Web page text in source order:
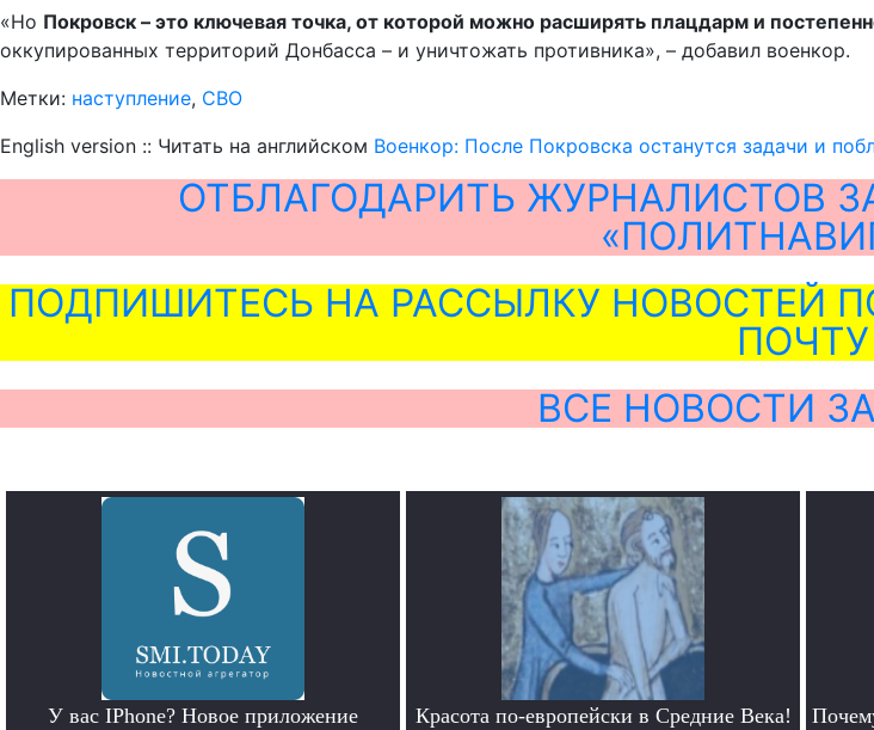
«Но Покровск – это ключевая точка, от которой можно расширять плацдарм и
оккупированных территорий Донбасса – и уничтожать противника», – добавил военкор.
Метки: наступление, СВО
English version :: Читать на английском Военкор: После Покровска останутся задачи и
ОТБЛАГОДАРИТЬ ЖУРНАЛИСТОВ
ПОДПИШИТЕСЬ НА РАССЫЛКУ НОВОСТЕЙ
ПОЧТУ
ВСЕ НОВОСТИ
У вас IPhone? Новое приложение
Красота по-европейски в Средние Века!